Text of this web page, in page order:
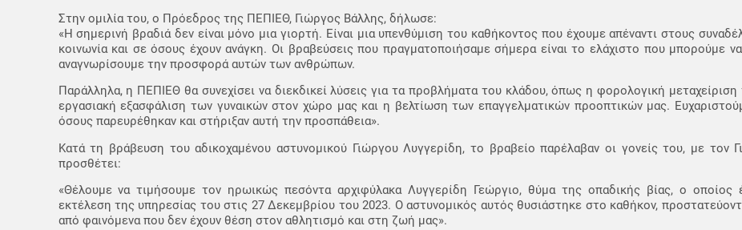
Στην ομιλία του, ο Πρόεδρος της ΠΕΠΙΕΘ, Γιώργος Βάλλης, δήλωσε:
«Η σημερινή βραδιά δεν είναι μόνο μια γιορτή. Είναι μια υπενθύμιση του καθήκοντος που έχουμε απέναντι στους
κοινωνία και σε όσους έχουν ανάγκη. Οι βραβεύσεις που πραγματοποιήσαμε σήμερα είναι το ελάχιστο που μπορούμε
αναγνωρίσουμε την προσφορά αυτών των ανθρώπων.
Παράλληλα, η ΠΕΠΙΕΘ θα συνεχίσει να διεκδικεί λύσεις για τα προβλήματα του κλάδου, όπως η φορολογική μεταχείριση
εργασιακή εξασφάλιση των γυναικών στον χώρο μας και η βελτίωση των επαγγελματικών προοπτικών μας.
όσους παρευρέθηκαν και στήριξαν αυτή την προσπάθεια».
Κατά τη βράβευση του αδικοχαμένου αστυνομικού Γιώργου Λυγγερίδη, το βραβείο παρέλαβαν οι γονείς του, με τον
προσθέτει:
«Θέλουμε να τιμήσουμε τον ηρωικώς πεσόντα αρχιφύλακα Λυγγερίδη Γεώργιο, θύμα της οπαδικής βίας, ο οποίος
εκτέλεση της υπηρεσίας του στις 27 Δεκεμβρίου του 2023. Ο αστυνομικός αυτός θυσιάστηκε στο καθήκον,
από φαινόμενα που δεν έχουν θέση στον αθλητισμό και στη ζωή μας».